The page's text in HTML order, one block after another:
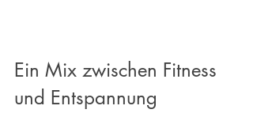
Ein Mix zwischen Fitness
und Entspannung